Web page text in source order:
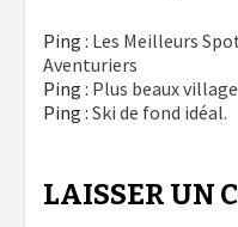
Ping : Les Meilleurs
Aventuriers
Ping : Plus beaux
Ping : Ski de fond idéal.
LAISSER UN